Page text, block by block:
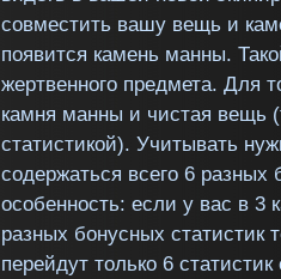
совместить вашу вещь и
появится камень манны.
жертвенного предмета. Для
камня манны и чистая вещь
статистикой). Учитывать
содержаться всего 6
особенность: если у вас в 3
разных бонусных статистик
перейдут только 6